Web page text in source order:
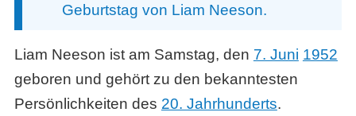
Geburtstag von Liam Neeson.
Liam Neeson ist am Samstag, den 7. Juni 1952
geboren und gehört zu den bekanntesten
Persönlichkeiten des 20. Jahrhunderts.